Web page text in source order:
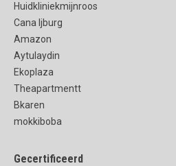
Huidkliniekmijnroos
Cana Ijburg
Amazon
Aytulaydin
Ekoplaza
Theapartmentt
Bkaren
mokkiboba
Gecertificeerd